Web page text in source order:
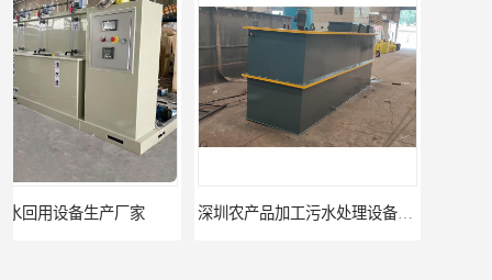
深圳农产品加工污水处理设备厂家